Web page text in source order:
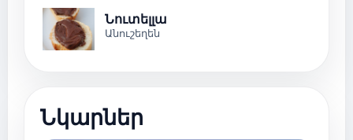
Նուտելլա
Անուշեղեն
Նկարներ